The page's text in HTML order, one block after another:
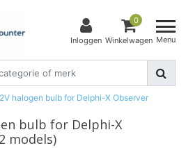
Inloggen
0
Winkelwagen Menu
halogen bulb for Delphi-X Observer
bulb for Delphi-X
models)